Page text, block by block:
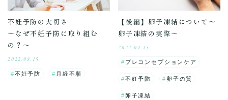
不妊予防の大切さ
～なぜ不妊予防に取り組む
の？～
2022.08.15
不妊予防 月経不順
【後編】卵子凍結について～
卵子凍結の実際～
2022.04.15
プレコンセプションケア
不妊予防 卵子の質
卵子凍結